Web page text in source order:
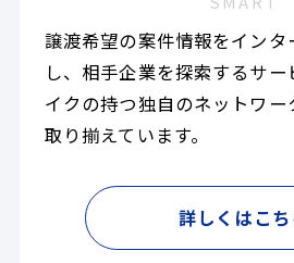
譲渡希望の案件情報をイン
し、相手企業を探索するサー
イクの持つ独自のネットワ
取り揃えています。
詳しくはこち